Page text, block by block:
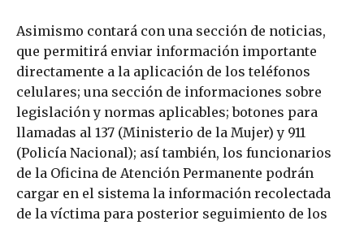
Asimismo contará con una sección de noticias,
que permitirá enviar información importante
directamente a la aplicación de los teléfonos
celulares; una sección de informaciones sobre
legislación y normas aplicables; botones para
llamadas al 137 (Ministerio de la Mujer) y 911
(Policía Nacional); así también, los funcionarios
de la Oficina de Atención Permanente podrán
cargar en el sistema la información recolectada
de la víctima para posterior seguimiento de los